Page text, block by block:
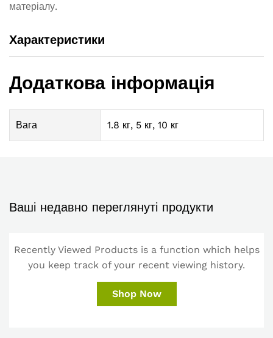
матеріалу.
Характеристики
Додаткова інформація
Вага 1.8 кг, 5 кг, 10 кг
Ваші недавно переглянуті продукти
Recently Viewed Products is a function which helps
you keep track of your recent viewing history.
Shop Now